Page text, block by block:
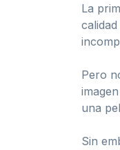
La
Pero
una
Sin